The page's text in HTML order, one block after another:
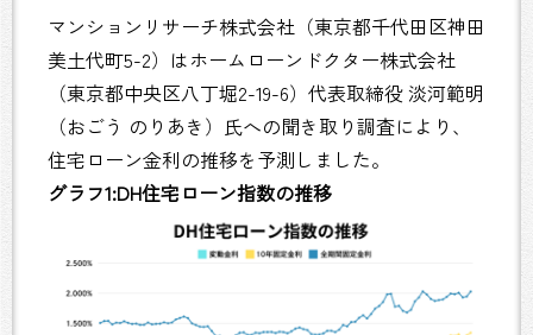
マンションリサーチ株式会社（東京都千代田区神田
美土代町5-2）はホームローンドクター株式会社
（東京都中央区八丁堀2-19-6）代表取締役 淡河範明
（おごう のりあき）氏への聞き取り調査により、
住宅ローン金利の推移を予測しました。
グラフ1:DH住宅ローン指数の推移